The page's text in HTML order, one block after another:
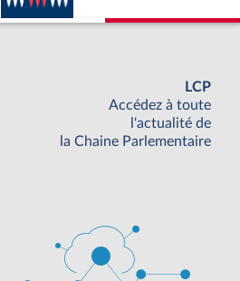
LCP
Accédez à toute
l'actualité de
la Chaine Parlementaire